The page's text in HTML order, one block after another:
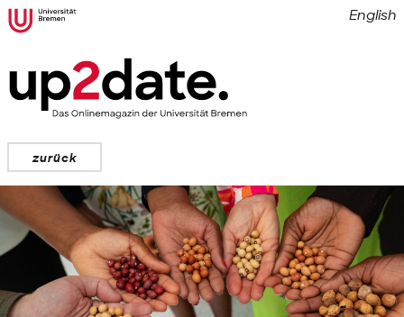
zurück
English